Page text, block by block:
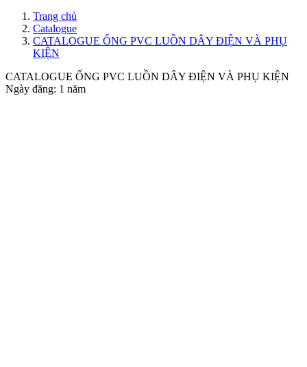
Trang chủ
Catalogue
CATALOGUE ỐNG PVC LUỒN DÂY ĐIỆN VÀ PHỤ
KIỆN
CATALOGUE ỐNG PVC LUỒN DÂY ĐIỆN VÀ PHỤ KIỆN
Ngày đăng: 1 năm